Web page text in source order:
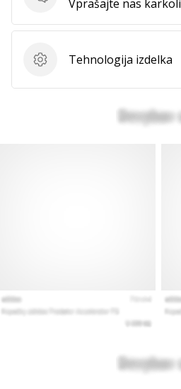
Vprašajte nas karkoli
Tehnologija izdelka
Tehnologija izdelka